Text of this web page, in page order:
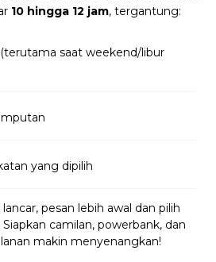
10 hingga 12 jam, tergantung:
saat weekend/libur
yang dipilih
pesan lebih awal dan pilih
camilan, powerbank, dan
makin menyenangkan!